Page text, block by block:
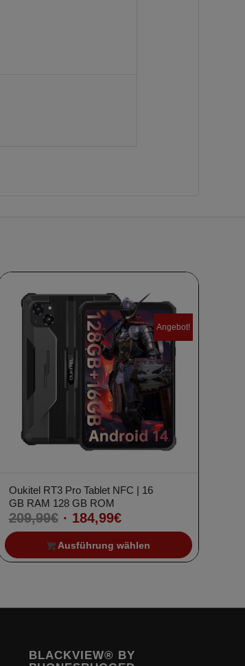
Oukitel RT3 Pro Tablet NFC | 16
GB RAM 128 GB ROM
209,99€ Ursprünglicher
Preis
war:
209,99€
184,99€Aktueller
Preis
ist:
184,99€.
Angebot!
Ausführung wählen
BLACKVIEW® BY